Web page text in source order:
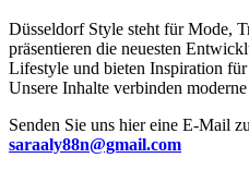
Düsseldorf Style steht für Mode,
präsentieren die neuesten
Lifestyle und bieten Inspiration
Unsere Inhalte verbinden
Senden Sie uns hier eine E-Mail
saraaly88n@gmail.com